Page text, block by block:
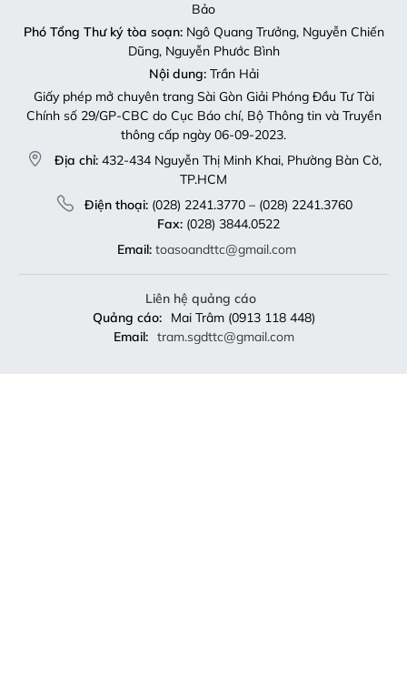
Bảo
Phó Tổng Thư ký tòa soạn:Ngô Quang Trưởng, Nguyễn Chiến
Dũng, Nguyễn Phước Bình
Nội dung:Trần Hải
Giấy phép mở chuyên trang Sài Gòn Giải Phóng Đầu Tư Tài
Chính số 29/GP-CBC do Cục Báo chí, Bộ Thông tin và Truyền
thông cấp ngày 06-09-2023.
Địa chỉ: 432-434 Nguyễn Thị Minh Khai, Phường Bàn Cờ,
TP.HCM
Điện thoại:(028) 2241.3770 – (028) 2241.3760
Fax:(028) 3844.0522
Email: toasoandttc@gmail.com
Liên hệ quảng cáo
Quảng cáo:
Mai Trâm (0913 118 448)
Email: tram.sgdttc@gmail.com